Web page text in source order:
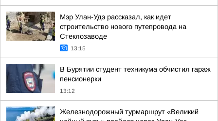
Мэр Улан-Удэ рассказал, как идет
строительство нового путепровода на
Стеклозаводе
13:15
В Бурятии студент техникума обчистил гараж
пенсионерки
13:12
Железнодорожный турмаршрут «Великий